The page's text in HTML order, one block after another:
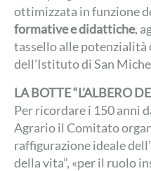
ottimizzata in funzione
formative e didattiche,
tassello alle
dell’Istituto di San
LA BOTTE “L’ALBERO
Per ricordare i 150 anni
Agrario il Comitato
raffigurazione ideale
della vita”, «per il ruolo